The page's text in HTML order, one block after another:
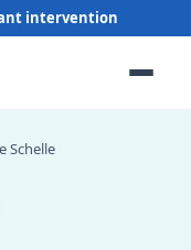
Schelle